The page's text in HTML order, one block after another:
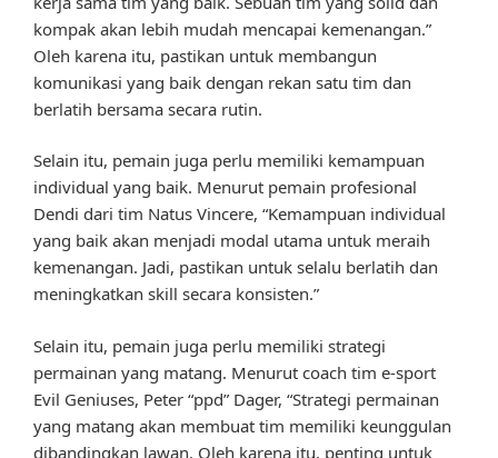
kompak akan lebih mudah mencapai kemenangan.”
Oleh karena itu, pastikan untuk membangun
komunikasi yang baik dengan rekan satu tim dan
berlatih bersama secara rutin.
Selain itu, pemain juga perlu memiliki kemampuan
individual yang baik. Menurut pemain profesional
Dendi dari tim Natus Vincere, “Kemampuan individual
yang baik akan menjadi modal utama untuk meraih
kemenangan. Jadi, pastikan untuk selalu berlatih dan
meningkatkan skill secara konsisten.”
Selain itu, pemain juga perlu memiliki strategi
permainan yang matang. Menurut coach tim e-sport
Evil Geniuses, Peter “ppd” Dager, “Strategi permainan
yang matang akan membuat tim memiliki keunggulan
dibandingkan lawan. Oleh karena itu, penting untuk